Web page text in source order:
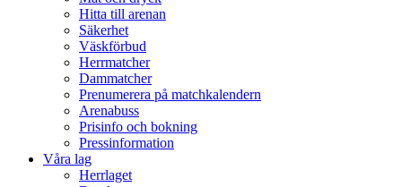
Hitta till arenan
Säkerhet
Väskförbud
Herrmatcher
Dammatcher
Prenumerera på matchkalendern
Arenabuss
Prisinfo och bokning
Pressinformation
Våra lag
Herrlaget